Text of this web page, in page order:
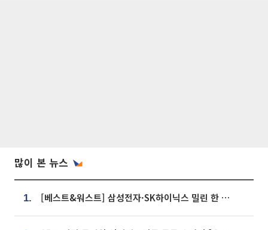
많이 본 뉴스
1. [베스트&워스트] 삼성전자·SK하이닉스 밀린 한 주…상상인증권은 85% 급등